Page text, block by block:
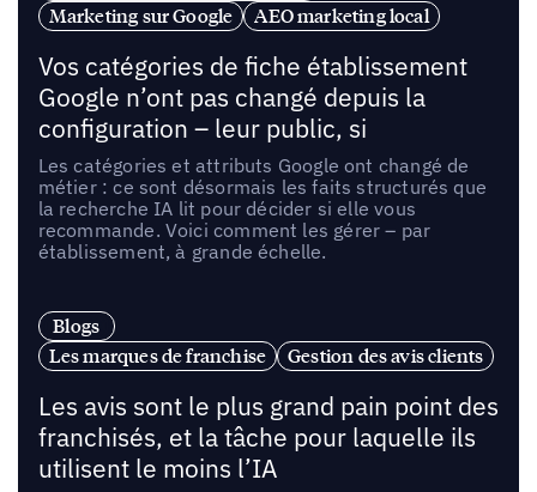
Marketing sur Google
AEO marketing local
Vos catégories de fiche établissement
Google n’ont pas changé depuis la
configuration – leur public, si
Les catégories et attributs Google ont changé de
métier : ce sont désormais les faits structurés que
la recherche IA lit pour décider si elle vous
recommande. Voici comment les gérer – par
établissement, à grande échelle.
Blogs
Les marques de franchise
Gestion des avis clients
Les avis sont le plus grand pain point des
franchisés, et la tâche pour laquelle ils
utilisent le moins l’IA